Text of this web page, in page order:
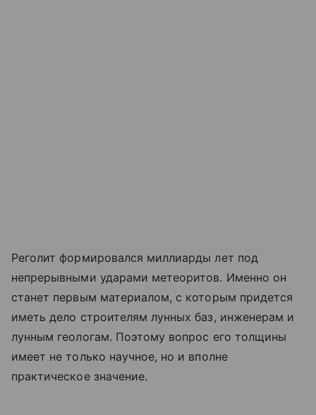
Реголит формировался миллиарды лет под
непрерывными ударами метеоритов. Именно он
станет первым материалом, с которым придется
иметь дело строителям лунных баз, инженерам и
лунным геологам. Поэтому вопрос его толщины
имеет не только научное, но и вполне
практическое значение.